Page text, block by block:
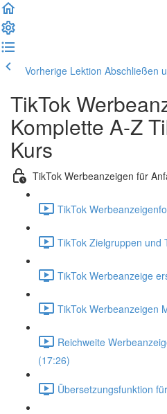
Vorherige Lektion Abschließen
TikTok
Komplette A-Z
Kurs
TikTok Werbeanzeigen für
TikTok
TikTok Zielgruppen und
TikTok Werbeanzeige
TikTok Werbeanzeigen
Reichweite
(17:26)
Übersetzungsfunktion